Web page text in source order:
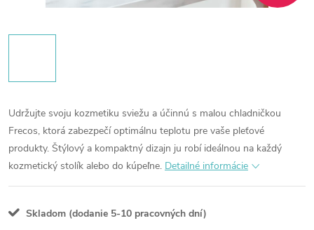
Udržujte svoju kozmetiku sviežu a účinnú s malou chladničkou
Frecos, ktorá zabezpečí optimálnu teplotu pre vaše pleťové
produkty. Štýlový a kompaktný dizajn ju robí ideálnou na každý
kozmetický stolík alebo do kúpeľne. Detailné informácie
Skladom (dodanie 5-10 pracovných dní)